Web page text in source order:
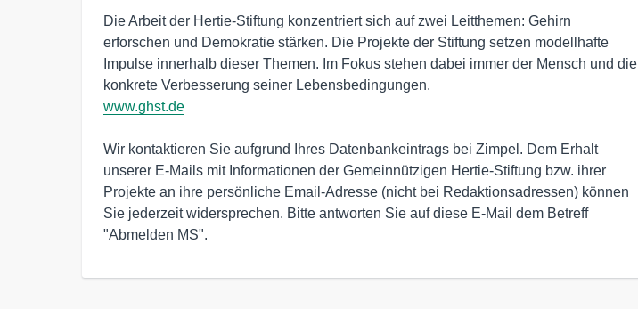
Die Arbeit der Hertie-Stiftung konzentriert sich auf zwei Leitthemen: Gehirn
erforschen und Demokratie stärken. Die Projekte der Stiftung setzen modellhafte
Impulse innerhalb dieser Themen. Im Fokus stehen dabei immer der Mensch und die
www.ghst.de
Wir kontaktieren Sie aufgrund Ihres Datenbankeintrags bei Zimpel. Dem Erhalt
unserer E-Mails mit Informationen der Gemeinnützigen Hertie-Stiftung bzw. ihrer
Projekte an ihre persönliche Email-Adresse (nicht bei Redaktionsadressen) können
Sie jederzeit widersprechen. Bitte antworten Sie auf diese E-Mail dem Betreff
"Abmelden MS".